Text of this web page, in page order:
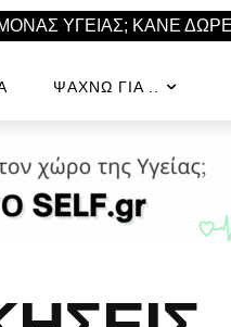
ΥΓΕΙΑΣ; ΚΑΝΕ
ΨΆΧΝΩ ΓΙΑ ..